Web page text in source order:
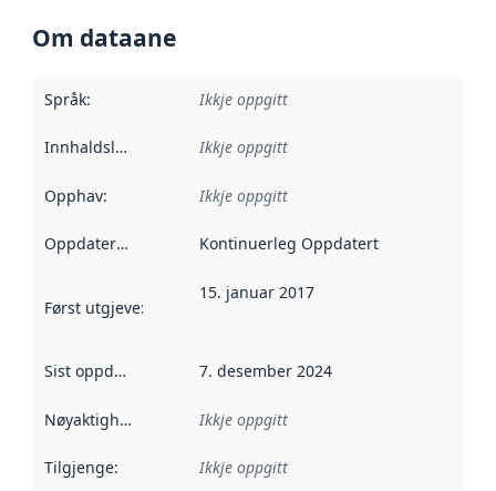
Om dataane
Språk: Ikkje oppgitt
Innhaldsleverandørar :
Ikkje oppgitt
Opphav: Ikkje oppgitt
Oppdateringsfrekvens :
Kontinuerleg Oppdatert
Først utgjeve: Denne datoen seier når dataa i dette
15. januar 2017
Sist oppdatert 7. desember 2024
Nøyaktigheit Ikkje oppgitt
Tilgjenge: Ikkje oppgitt